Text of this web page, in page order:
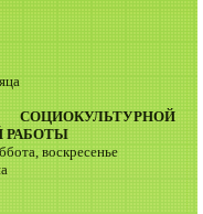
РАБОТЫ
воскресенье